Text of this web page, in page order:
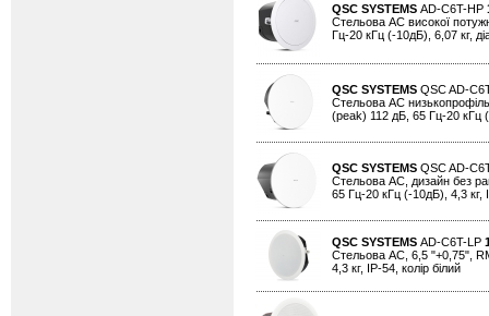
QSC SYSTEMS AD-C6T-HP
Стельова АС високої
Гц-20 кГц (-10дБ), 6,07 кг,
QSC SYSTEMS QSC AD-
Стельова АС
(peak) 112 дБ, 65 Гц-20 кГц
QSC SYSTEMS QSC AD-
Стельова АС, дизайн без
65 Гц-20 кГц (-10дБ), 4,3 кг,
QSC SYSTEMS AD-C6T-LP
Стельова АС, 6,5 "+0,75",
4,3 кг, IP-54, колір білий